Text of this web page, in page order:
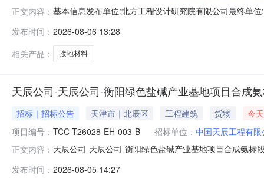
正文内容： 基本信息发布单位:北方工程设计研究院有限公司最终单
货、运输及现场服务、风险等所需的全部费用）其他其
发布时间： 2026-08-06 13:28
相关产品：
接地材料
天辰公司-天辰公司-衡阳绿色盐碱产业基地项目合成
招标｜招标公告 天津市｜北辰区 工程建筑 货物
今
项目编号： TCC-T26028-EH-003-B 招标单位： 中国天辰工程有限
正文内容： 天辰公司-天辰公司-衡阳绿色盐碱产业基地项目合成氨
料有限公司衡阳绿色盐碱产业基地项目合成氨标段设计
发布时间： 2026-08-05 14:27